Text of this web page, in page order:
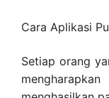
Cara Aplikasi
Setiap orang